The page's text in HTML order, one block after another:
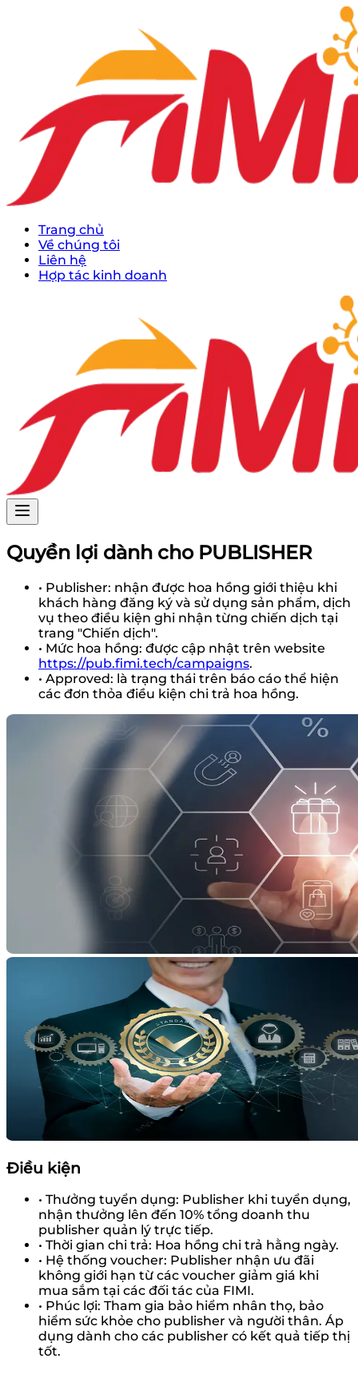
Trang chủ
Về chúng tôi
Liên hệ
Hợp tác kinh doanh
Quyền lợi dành cho PUBLISHER
• Publisher: nhận được hoa hồng giới thiệu khi
khách hàng đăng ký và sử dụng sản phẩm, dịch
vụ theo điều kiện ghi nhận từng chiến dịch tại
trang "Chiến dịch".
• Mức hoa hồng: được cập nhật trên website
https://pub.fimi.tech/campaigns.
• Approved: là trạng thái trên báo cáo thể hiện
các đơn thỏa điều kiện chi trả hoa hồng.
Điều kiện
• Thưởng tuyển dụng: Publisher khi tuyển dụng,
nhận thưởng lên đến 10% tổng doanh thu
publisher quản lý trực tiếp.
• Thời gian chi trả: Hoa hồng chi trả hằng ngày.
• Hệ thống voucher: Publisher nhận ưu đãi
không giới hạn từ các voucher giảm giá khi
mua sắm tại các đối tác của FIMI.
• Phúc lợi: Tham gia bảo hiểm nhân thọ, bảo
hiểm sức khỏe cho publisher và người thân. Áp
dụng dành cho các publisher có kết quả tiếp thị
tốt.